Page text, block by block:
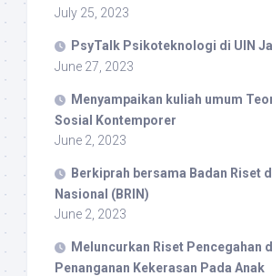
July 25, 2023
PsyTalk Psikoteknologi di UIN
June 27, 2023
Menyampaikan kuliah umum
Sosial Kontemporer
June 2, 2023
Berkiprah bersama Badan Riset
Nasional (BRIN)
June 2, 2023
Meluncurkan Riset Pencegahan
Penanganan Kekerasan Pada Anak